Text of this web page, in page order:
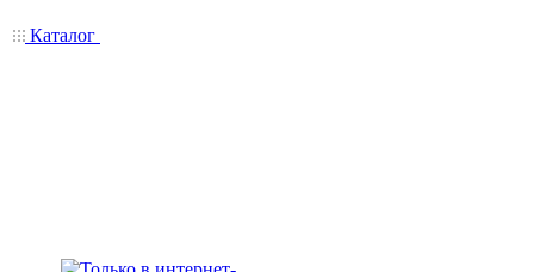
Каталог